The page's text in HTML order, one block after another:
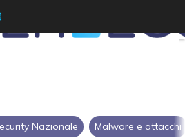
Nazionale Malware e attacchi